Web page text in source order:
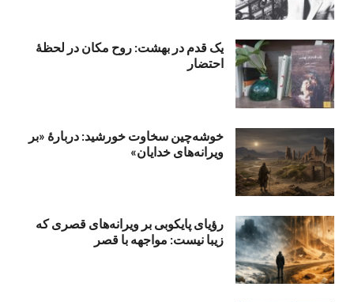
یک قدم در بهشت: روح مکان در لحظهٔ
احتضار
خوشه‌چین سخاوت خورشید: دربارهٔ «بر
ویرانه‌های خدایان»
رؤیای پایکوبی بر ویرانه‌های قصری که
زیبا نیست: مواجهه با قصر